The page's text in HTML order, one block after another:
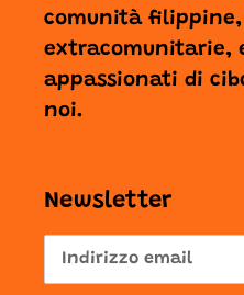
comunità
extracomunitarie,
appassionati di
noi.
Newsletter